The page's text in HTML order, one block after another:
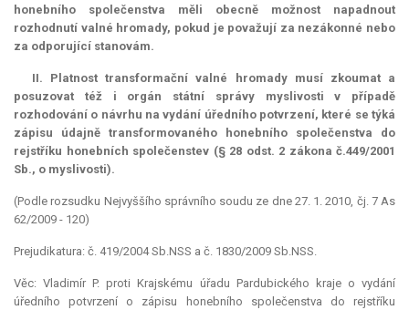
honebního společenstva měli obecně možnost napadnout
rozhodnutí valné hromady, pokud je považují za nezákonné nebo
za odporující stanovám.
II. Platnost transformační valné hromady musí zkoumat a
posuzovat též i orgán státní správy myslivosti v případě
rozhodování o návrhu na vydání úředního potvrzení, které se týká
zápisu údajně transformovaného honebního společenstva do
rejstříku honebních společenstev (§ 28 odst. 2 zákona č.449/2001
Sb., o myslivosti).
(Podle rozsudku Nejvyššího správního soudu ze dne 27. 1. 2010, čj. 7 As
62/2009 - 120)
Prejudikatura: č. 419/2004 Sb.NSS a č. 1830/2009 Sb.NSS.
Věc: Vladimír P. proti Krajskému úřadu Pardubického kraje o vydání
úředního potvrzení o zápisu honebního společenstva do rejstříku